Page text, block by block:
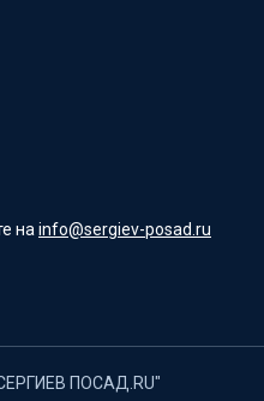
на info@sergiev-posad.ru
ПОСАД.RU"